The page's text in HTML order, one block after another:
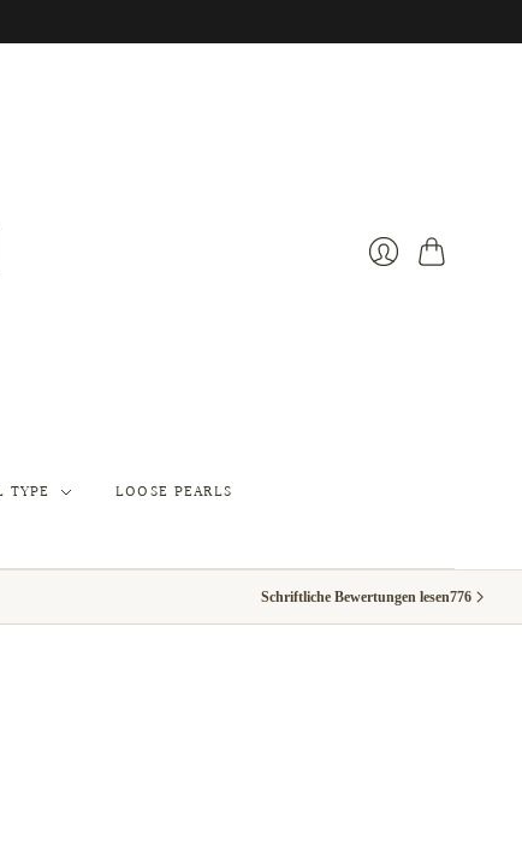
Warenkorb
TYPE
LOOSE PEARLS
Schriftliche Bewertungen lesen776